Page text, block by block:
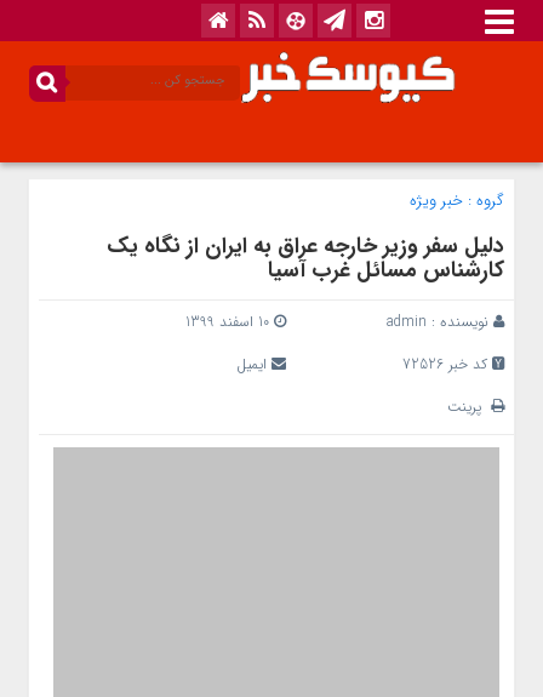
گروه : خبر ویژه
دلیل سفر وزیر خارجه عراق به ایران از نگاه یک
کارشناس مسائل غرب آسیا
نویسنده : admin
10 اسفند 1399
کد خبر 72526
ایمیل
پرینت